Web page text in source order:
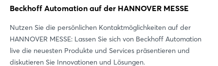
Beckhoff Automation auf der HANNOVER MESSE
Nutzen Sie die persönlichen Kontaktmöglichkeiten auf der
HANNOVER MESSE: Lassen Sie sich von Beckhoff Automation
live die neuesten Produkte und Services präsentieren und
diskutieren Sie Innovationen und Lösungen.